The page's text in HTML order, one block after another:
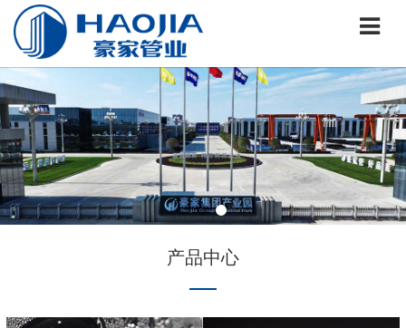
产品中心